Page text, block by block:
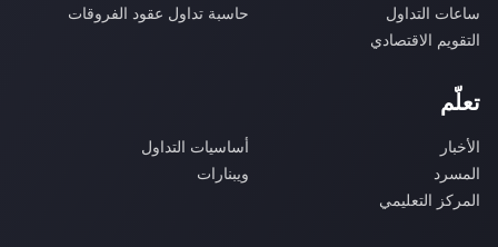
ساعات التداول
حاسبة تداول عقود الفروقات
التقويم الاقتصادي
تعلّم
الأخبار
أساسيات التداول
المسرد
ويبنارات
المركز التعليمي